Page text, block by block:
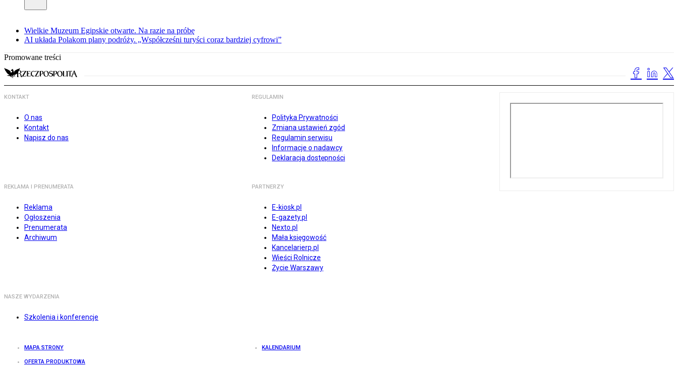
Wielkie Muzeum Egipskie otwarte. Na razie na próbę
AI układa Polakom plany podróży. „Współcześni turyści coraz bardziej cyfrowi”
Promowane treści
KONTAKT
O nas
Kontakt
Napisz do nas
REGULAMIN
Polityka Prywatności
Zmiana ustawień zgód
Regulamin serwisu
Informacje o nadawcy
Deklaracja dostępności
REKLAMA I PRENUMERATA
Reklama
Ogłoszenia
Prenumerata
Archiwum
PARTNERZY
E-kiosk.pl
E-gazety.pl
Nexto.pl
Mała księgowość
Kancelarierp.pl
Wieści Rolnicze
Życie Warszawy
NASZE WYDARZENIA
Szkolenia i konferencje
MAPA STRONY KALENDARIUM
OFERTA PRODUKTOWA